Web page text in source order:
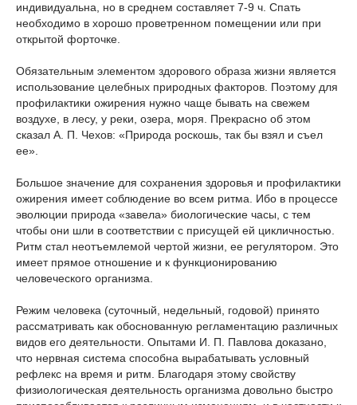
индивидуальна, но в среднем составляет 7-9 ч. Спать
необходимо в хорошо проветренном помещении или при
открытой форточке.
Обязательным элементом здорового образа жизни является
использование целебных природных факторов. Поэтому для
профилактики ожирения нужно чаще бывать на свежем
воздухе, в лесу, у реки, озера, моря. Прекрасно об этом
сказал А. П. Чехов: «Природа роскошь, так бы взял и съел
ее».
Большое значение для сохранения здоровья и профилактики
ожирения имеет соблюдение во всем ритма. Ибо в процессе
эволюции природа «завела» биологические часы, с тем
чтобы они шли в соответствии с присущей ей цикличностью.
Ритм стал неотъемлемой чертой жизни, ее регулятором. Это
имеет прямое отношение и к функционированию
человеческого организма.
Режим человека (суточный, недельный, годовой) принято
рассматривать как обоснованную регламентацию различных
видов его деятельности. Опытами И. П. Павлова доказано,
что нервная система способна вырабатывать условный
рефлекс на время и ритм. Благодаря этому свойству
физиологическая деятельность организма довольно быстро